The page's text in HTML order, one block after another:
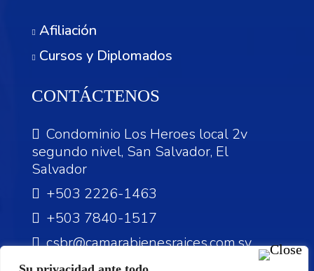
Afiliación
Cursos y Diplomados
CONTÁCTENOS
Condominio Los Heroes local 2v
segundo nivel, San Salvador, El
Salvador
+503 2226-1463
+503 7840-1517
csbr@camarabienesraices.com.sv